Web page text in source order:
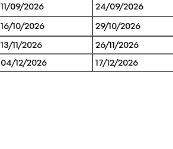
11/09/2026
24/09/2026
16/10/2026
29/10/2026
13/11/2026
26/11/2026
04/12/2026 17/12/2026